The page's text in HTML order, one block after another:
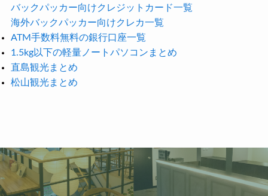
バックパッカー向けクレジットカード一覧
海外バックパッカー向けクレカ一覧
ATM手数料無料の銀行口座一覧
1.5kg以下の軽量ノートパソコンまとめ
直島観光まとめ
松山観光まとめ